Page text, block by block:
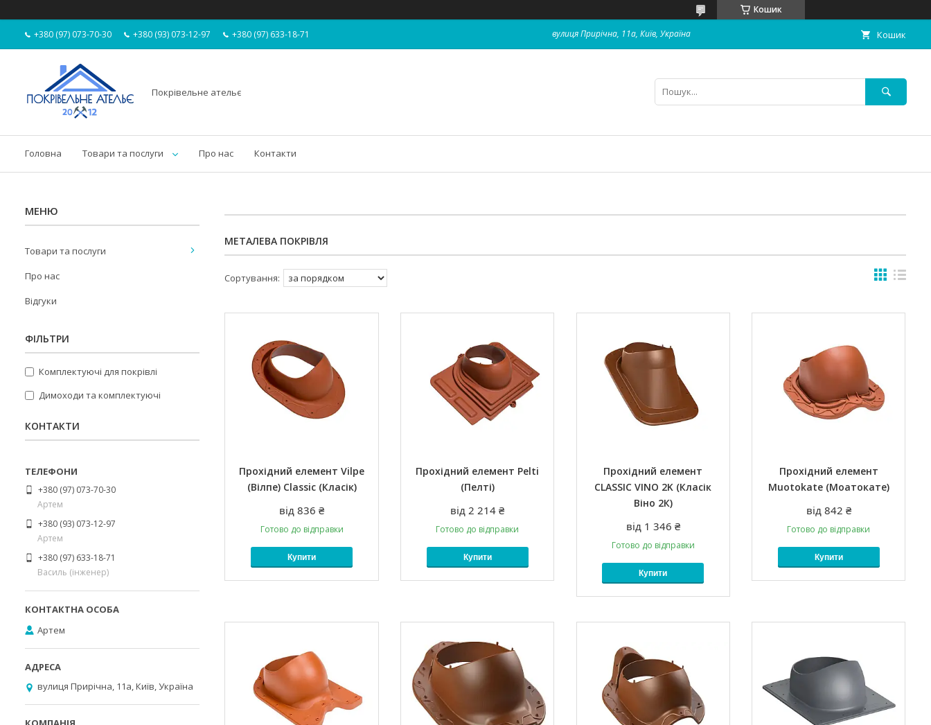
Кошик
+380 (97) 073-70-30 +380 (93) 073-12-97 +380 (97) 633-18-71 вулиця Прирічна, 11а, Київ, Україна Кошик
Покрівельне ательє
Головна Товари та послуги Про нас Контакти
МЕТАЛЕВА ПОКРІВЛЯ
Прохідний елемент Vilpe
(Вілпе) Classic (Класік)
від 836 ₴
Готово до відправки
Купити
Прохідний елемент Pelti
(Пелті)
від 2 214 ₴
Готово до відправки
Купити
Прохідний елемент
CLASSIC VINO 2K (Класік
Віно 2К)
від 1 346 ₴
Готово до відправки
Купити
Прохідний елемент
Muotokate (Моатокате)
від 842 ₴
Готово до відправки
Купити
Товари та послуги
Про нас
Відгуки
ФІЛЬТРИ
Комплектуючі для покрівлі
Димоходи та комплектуючі
КОНТАКТИ
+380 (97) 073-70-30
Артем
+380 (93) 073-12-97
Артем
+380 (97) 633-18-71
Василь (інженер)
Артем
вулиця Прирічна, 11а, Київ, Україна